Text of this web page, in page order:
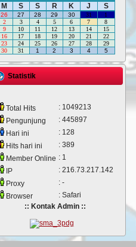
M
S S R K J S
26 27 28 29 30 31
1
2
3 4 5 6 7
8
9
10 11 12 13 14
15
16
17 18 19 20 21
22
23
24 25 26 27 28
29
30
31 1 2 3 4 5
Statistik
Total Hits
: 1049213
Pengunjung
: 445897
Hari ini
: 128
Hits hari ini
: 389
Member Online : 1
IP
: 216.73.217.142
Proxy
: -
Browser
: Safari
:: Kontak Admin ::